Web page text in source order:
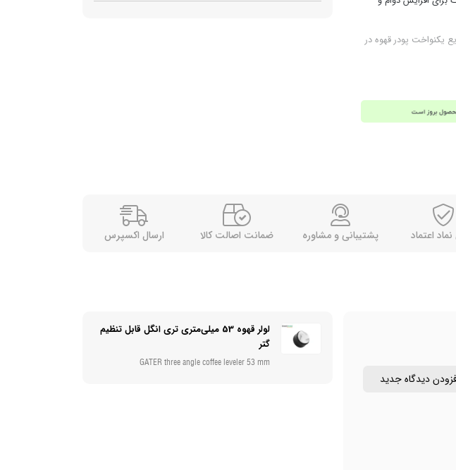
یکنواخت پودر قهوه در
مناسب برای بسکت‌های سینگل و دبل (پرتافیلترهای سایز 53
نماد اعتماد پشتیبانی و مشاوره ضمانت اصالت کالا ارسال اکسپرس
لولر قهوه 53 میلی‌متری تری انگل قابل تنظیم
گتر
GATER three angle coffee leveler 53 mm
دیدگاه جدید